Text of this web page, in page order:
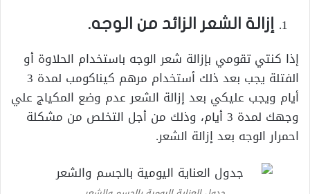
إزالة الشعر الزائد من الوجه.
إذا كنتي تقومي بإزالة شعر الوجه باستخدام الحلاوة أو
الفتلة يجب بعد ذلك أستخدام مرهم كيناكومب لمدة 3
أيام ويجب عليكي بعد إزالة الشعر عدم وضع المكياج علي
وجهك لمدة 3 أيام، وذلك من أجل التخلص من مشكلة
احمرار الوجه بعد إزالة الشعر.